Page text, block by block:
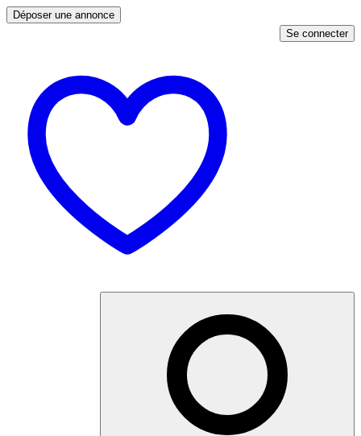
Déposer une annonce
Se connecter